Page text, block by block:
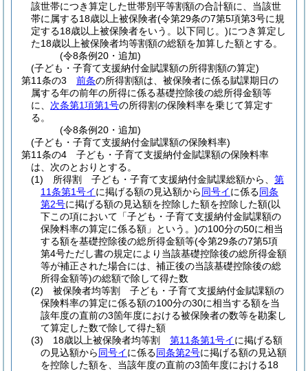
該世帯につき算定した世帯別平等割額の合計額に、当該世
帯に属する18歳以上被保険者(令第29条の7第5項第3号に規
定する18歳以上被保険者をいう。以下同じ。)につき算定し
た18歳以上被保険者均等割額の総額を加算した額とする。
(令8条例20・追加)
(子ども・子育て支援納付金賦課額の所得割額の算定)
第11条の3
前条の所得割額は、被保険者に係る賦課期日の
属する年の前年の所得に係る基礎控除後の総所得金額等
に、 次条第1項第1号の所得割の保険料率を乗じて算定す
る。
(令8条例20・追加)
(子ども・子育て支援納付金賦課額の保険料率)
第11条の4
子ども・子育て支援納付金賦課額の保険料率
は、次のとおりとする。
(1)
所得割 子ども・子育て支援納付金賦課総額から、 第
11条第1号イに掲げる額の見込額から同号イに係る同条
第2号に掲げる額の見込額を控除した額を控除した額(以
下この項において「子ども・子育て支援納付金賦課額の
保険料率の算定に係る額」という。)の100分の50に相当
する額を基礎控除後の総所得金額等(令第29条の7第5項
第4号ただし書の規定により当該基礎控除後の総所得金額
等が補正された場合には、補正後の当該基礎控除後の総
所得金額等)の総額で除して得た数
(2)
被保険者均等割 子ども・子育て支援納付金賦課額の
保険料率の算定に係る額の100分の30に相当する額を当
該年度の直前の3箇年度における被保険者の数等を勘案し
て算定した数で除して得た額
(3)
18歳以上被保険者均等割 第11条第1号イに掲げる額
の見込額から同号イに係る同条第2号に掲げる額の見込額
を控除した額を、当該年度の直前の3箇年度における18